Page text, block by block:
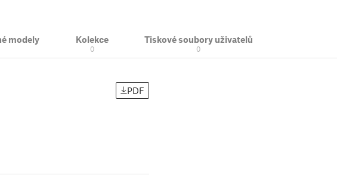
modely Kolekce
0
Tiskové soubory uživatelů
0
PDF